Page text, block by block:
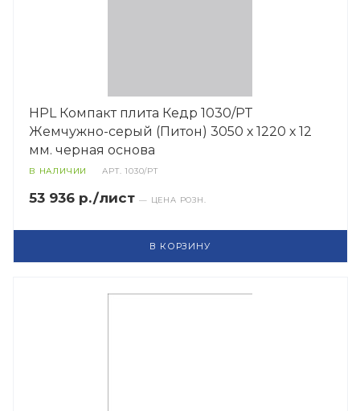
HPL Компакт плита Кедр 1030/PT
Жемчужно-серый (Питон) 3050 х 1220 х 12
мм. черная основа
В НАЛИЧИИ АРТ.1030/PT
53 936 р./лист — ЦЕНА РОЗН.
В КОРЗИНУ